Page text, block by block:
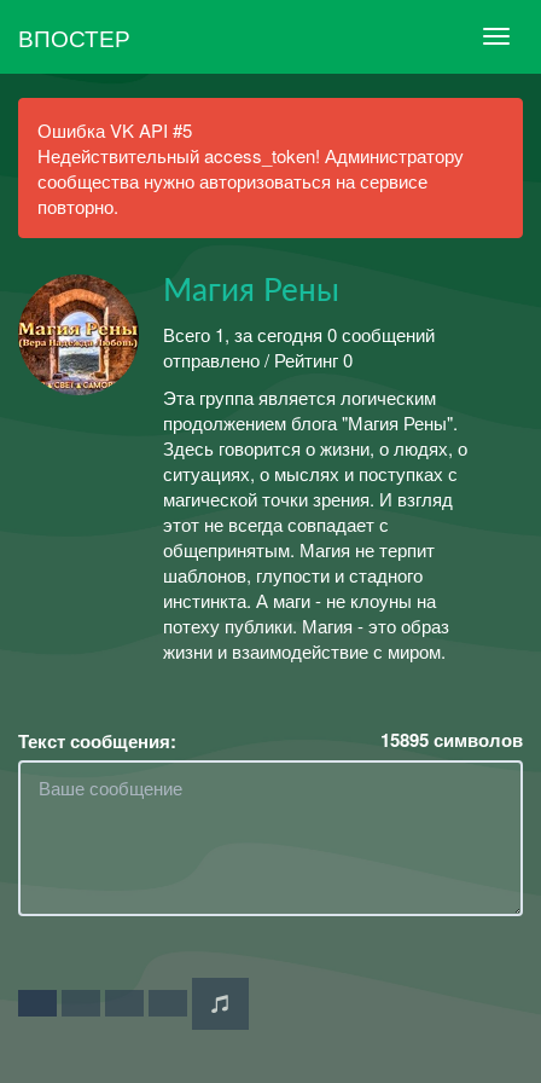
ВПОСТЕР
Ошибка VK API #5
Недействительный access_token! Администратору
сообщества нужно авторизоваться на сервисе
повторно.
Магия Рены
Всего 1, за сегодня 0 сообщений
отправлено / Рейтинг 0
Эта группа является логическим
продолжением блога "Магия Рены".
Здесь говорится о жизни, о людях, о
ситуациях, о мыслях и поступках с
магической точки зрения. И взгляд
этот не всегда совпадает с
общепринятым. Магия не терпит
шаблонов, глупости и стадного
инстинкта. А маги - не клоуны на
потеху публики. Магия - это образ
жизни и взаимодействие с миром.
Текст сообщения: 15895символов